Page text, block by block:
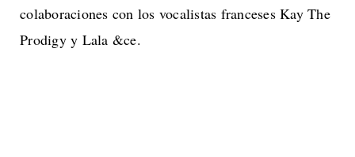
colaboraciones con los vocalistas franceses Kay The
Prodigy y Lala &ce.